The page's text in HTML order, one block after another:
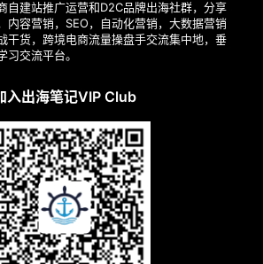
自建站推广运营和D2C品牌出海社群，分享
内容营销，SEO，自动化营销，大数据营销
干货，跨境电商流量操盘手交流集中地，垂
习交流平台。
入出海笔记VIP Club